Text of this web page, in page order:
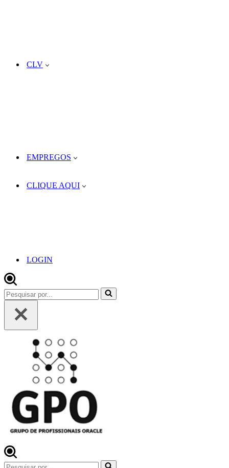
CLV
EMPREGOS
CLIQUE AQUI
LOGIN
Pesquisar
por...
Pesquisar